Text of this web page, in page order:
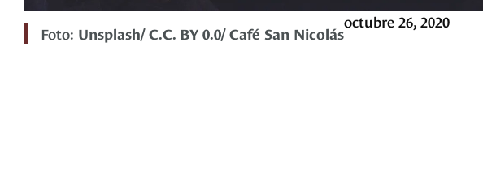
Foto: Unsplash/ C.C. BY 0.0/ Café San Nicolás
octubre 26, 2020